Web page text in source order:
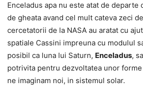
Enceladus apa nu este atat de departe
de gheata avand cel mult cateva zeci
cercetatorii de la NASA au aratat cu
spatiale Cassini impreuna cu modulul
posibil ca luna lui Saturn, Enceladus,
potrivita pentru dezvoltatea unor forme
ne imaginam noi, in sistemul solar.